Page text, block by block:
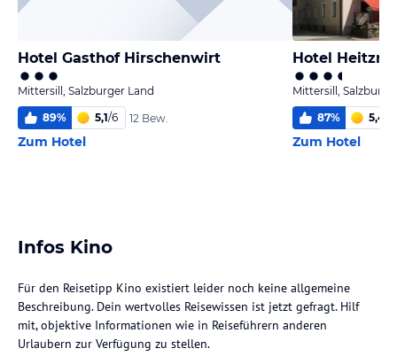
Hotel Gasthof Hirschenwirt
Mittersill, Salzburger Land
89% 5,1/6 12 Bew.
Zum Hotel
Hotel
Mittersill,
87% 5,4
Zum Hotel
Infos Kino
Für den Reisetipp Kino existiert leider noch keine allgemeine
Beschreibung. Dein wertvolles Reisewissen ist jetzt gefragt. Hilf
mit, objektive Informationen wie in Reiseführern anderen
Urlaubern zur Verfügung zu stellen.